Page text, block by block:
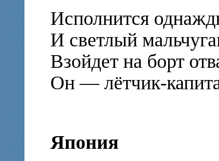
Исполнится
И светлый
Взойдет на борт
Он — лётчик-
Япония